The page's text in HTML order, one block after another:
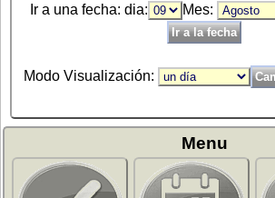
Ir a una fecha: dia: Mes:
Modo Visualización:
Menu